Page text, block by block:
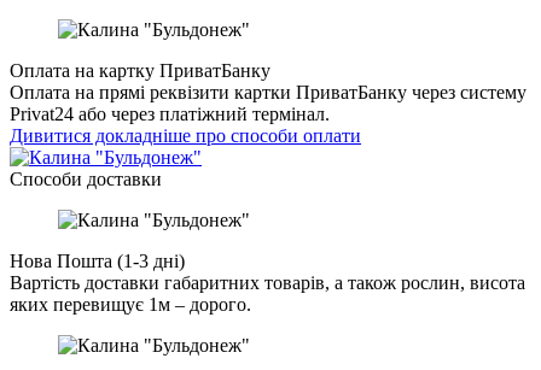
Оплата на картку ПриватБанку
Оплата на прямі реквізити картки ПриватБанку через систему
Privat24 або через платіжний термінал.
Дивитися докладніше про способи оплати
Cпособи доставки
Нова Пошта (1-3 дні)
Вартість доставки габаритних товарів, а також рослин, висота
яких перевищує 1м – дорого.